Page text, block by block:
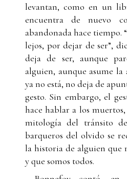
levantan, como en un
encuentra de nuevo
abandonada hace tiempo.
lejos, por dejar de ser”,
deja de ser, aunque
alguien, aunque asume
ya no está, no deja de
gesto. Sin embargo, el
hace hablar a los
mitología del tránsito
barqueros del olvido se
la historia de alguien que
y que somos todos.